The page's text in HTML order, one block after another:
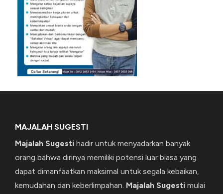
MAJALAH SUGESTI
Majalah Sugesti hadir untuk menyadarkan banyak
orang bahwa dirinya memiliki potensi luar biasa yang
dapat dimanfaatkan maksimal untuk segala kebaikan,
kemudahan dan keberlimpahan. Majalah Sugesti mulai